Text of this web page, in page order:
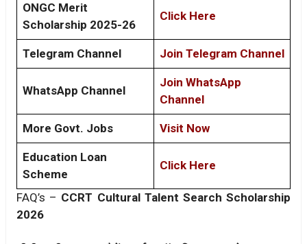
ONGC Merit
Scholarship 2025-26
Click Here
Telegram Channel Join Telegram Channel
WhatsApp Channel
Join WhatsApp
Channel
More Govt. Jobs Visit Now
Education Loan
Scheme
Click Here
FAQ’s – CCRT Cultural Talent Search Scholarship
2026